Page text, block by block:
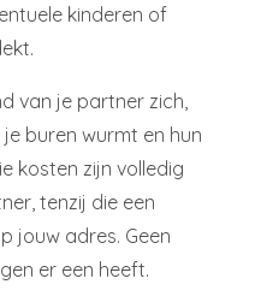
kinderen of
van je partner zich,
buren wurmt en hun
kosten zijn volledig
tenzij die een
jouw adres. Geen
er een heeft.